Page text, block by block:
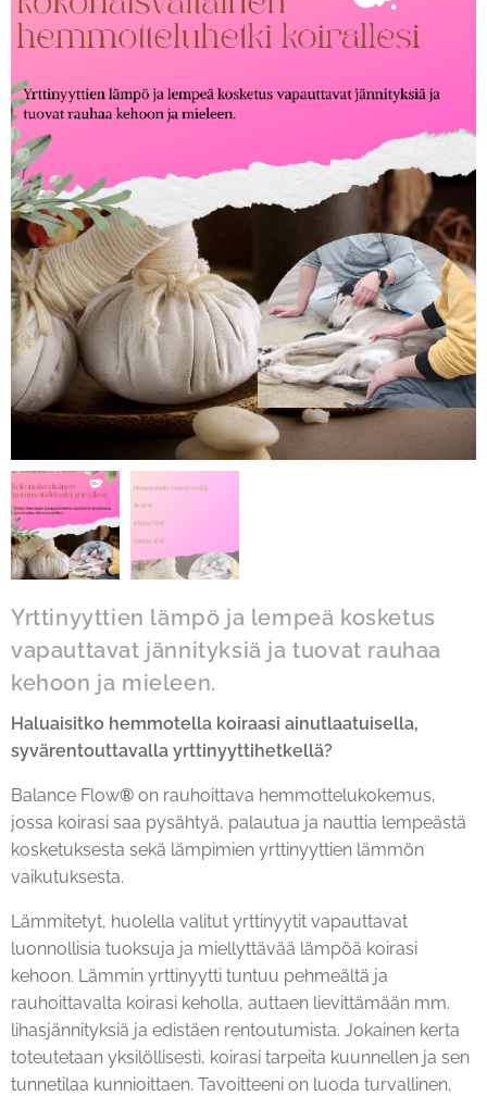
Yrttinyyttien lämpö ja lempeä kosketus
vapauttavat jännityksiä ja tuovat rauhaa
kehoon ja mieleen.
Haluaisitko hemmotella koiraasi ainutlaatuisella,
syvärentouttavalla yrttinyyttihetkellä?
Balance Flow® on rauhoittava hemmottelukokemus,
jossa koirasi saa pysähtyä, palautua ja nauttia lempeästä
kosketuksesta sekä lämpimien yrttinyyttien lämmön
vaikutuksesta.
Lämmitetyt, huolella valitut yrttinyytit vapauttavat
luonnollisia tuoksuja ja miellyttävää lämpöä koirasi
kehoon. Lämmin yrttinyytti tuntuu pehmeältä ja
rauhoittavalta koirasi keholla, auttaen lievittämään mm.
lihasjännityksiä ja edistäen rentoutumista. Jokainen kerta
toteutetaan yksilöllisesti, koirasi tarpeita kuunnellen ja sen
tunnetilaa kunnioittaen. Tavoitteeni on luoda turvallinen,